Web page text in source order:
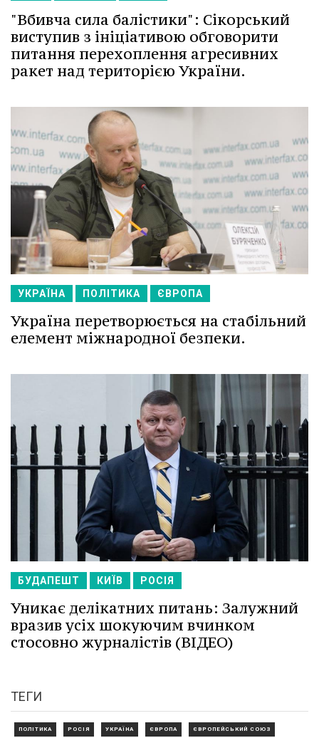
"Вбивча сила балістики": Сікорський
виступив з ініціативою обговорити
питання перехоплення агресивних
ракет над територією України.
УКРАЇНА ПОЛІТИКА ЄВРОПА
Україна перетворюється на стабільний
елемент міжнародної безпеки.
БУДАПЕШТ КИЇВ РОСІЯ
Уникає делікатних питань: Залужний
вразив усіх шокуючим вчинком
стосовно журналістів (ВІДЕО)
ТЕГИ
ПОЛІТИКА РОСІЯ УКРАЇНА ЄВРОПА ЄВРОПЕЙСЬКИЙ СОЮЗ